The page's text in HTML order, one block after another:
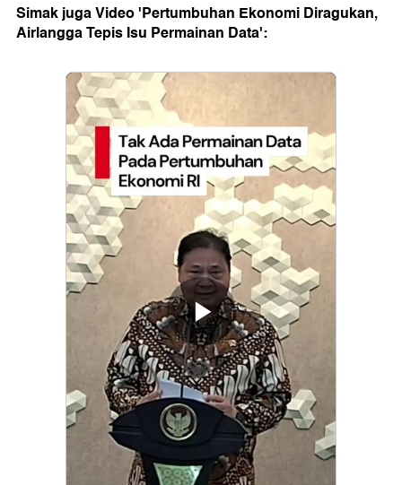
Simak juga Video 'Pertumbuhan Ekonomi Diragukan,
Airlangga Tepis Isu Permainan Data':